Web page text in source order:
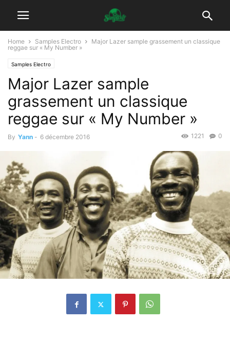
Home Samples Electro
Major Lazer sample grassement un classique
reggae sur « My Number »
Samples Electro
Major Lazer sample
grassement un classique
reggae sur « My Number »
By Yann - 6 décembre 2016 0
1221